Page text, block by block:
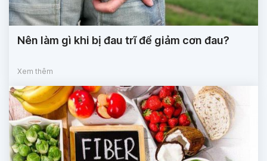
Nên làm gì khi bị đau trĩ để giảm cơn đau?
Xem thêm